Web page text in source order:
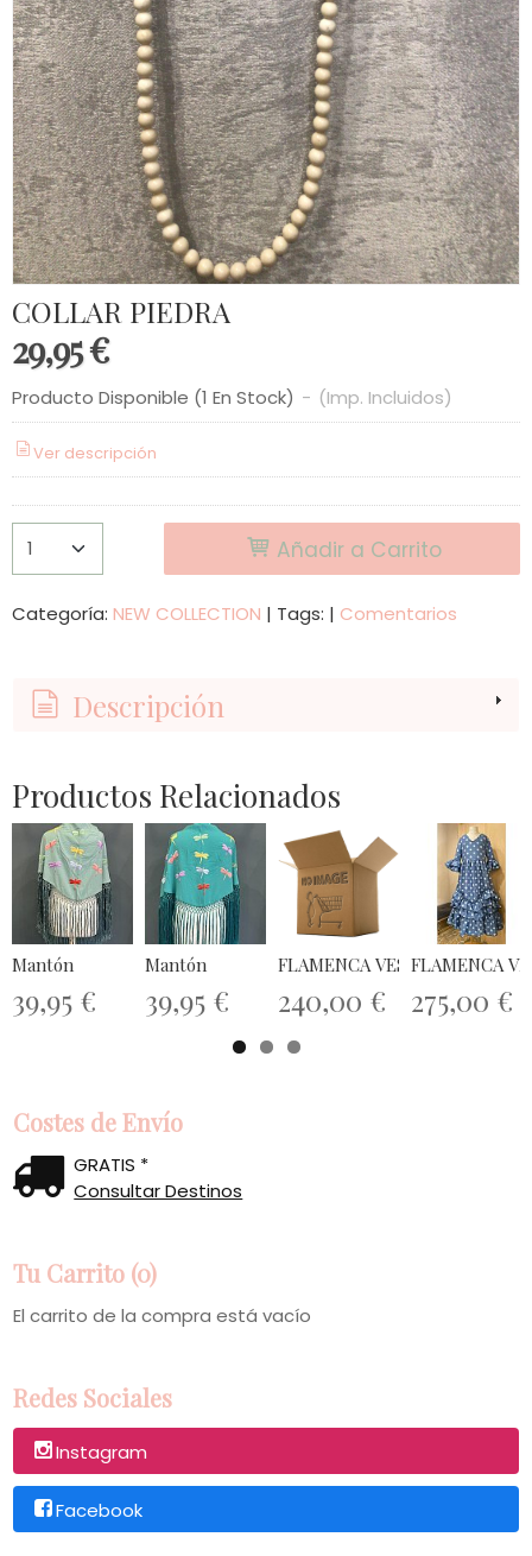
Costes de Envío
GRATIS *
Consultar Destinos
Tu Carrito (0)
El carrito de la compra está vacío
Redes Sociales
Instagram
Facebook
COLLAR PIEDRA
29,95 €
Producto Disponible (1 En Stock) - (Imp. Incluidos)
Ver descripción
Añadir a Carrito
Categoría: NEW COLLECTION | Tags: | Comentarios
Descripción
Productos Relacionados
Mantón
39,95 €
Mantón
39,95 €
FLAMENCA VESTIDO AZUL
240,00 €
FLAMENCA
275,00 €